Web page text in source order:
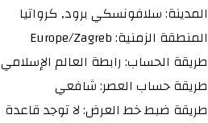
المدينة: سلافونسكي برود, كرواتيا
المنطقة الزمنية: Europe/Zagreb
طريقة الحساب: رابطة العالم الإسلامي
طريقة حساب العصر: شافعي
طريقة ضبط خط العرض: لا توجد قاعدة